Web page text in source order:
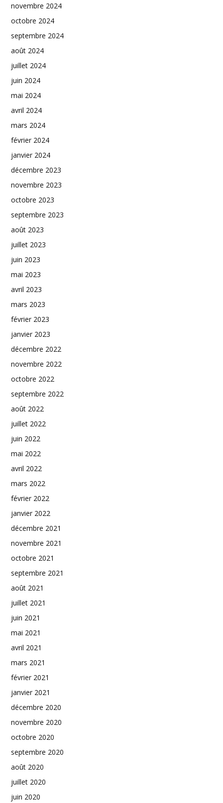
novembre 2024
octobre 2024
septembre 2024
août 2024
juillet 2024
juin 2024
mai 2024
avril 2024
mars 2024
février 2024
janvier 2024
décembre 2023
novembre 2023
octobre 2023
septembre 2023
août 2023
juillet 2023
juin 2023
mai 2023
avril 2023
mars 2023
février 2023
janvier 2023
décembre 2022
novembre 2022
octobre 2022
septembre 2022
août 2022
juillet 2022
juin 2022
mai 2022
avril 2022
mars 2022
février 2022
janvier 2022
décembre 2021
novembre 2021
octobre 2021
septembre 2021
août 2021
juillet 2021
juin 2021
mai 2021
avril 2021
mars 2021
février 2021
janvier 2021
décembre 2020
novembre 2020
octobre 2020
septembre 2020
août 2020
juillet 2020
juin 2020